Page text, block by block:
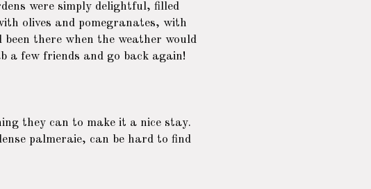
were simply delightful, filled
olives and pomegranates, with
there when the weather would
a few friends and go back again!
they can to make it a nice stay.
palmeraie, can be hard to find